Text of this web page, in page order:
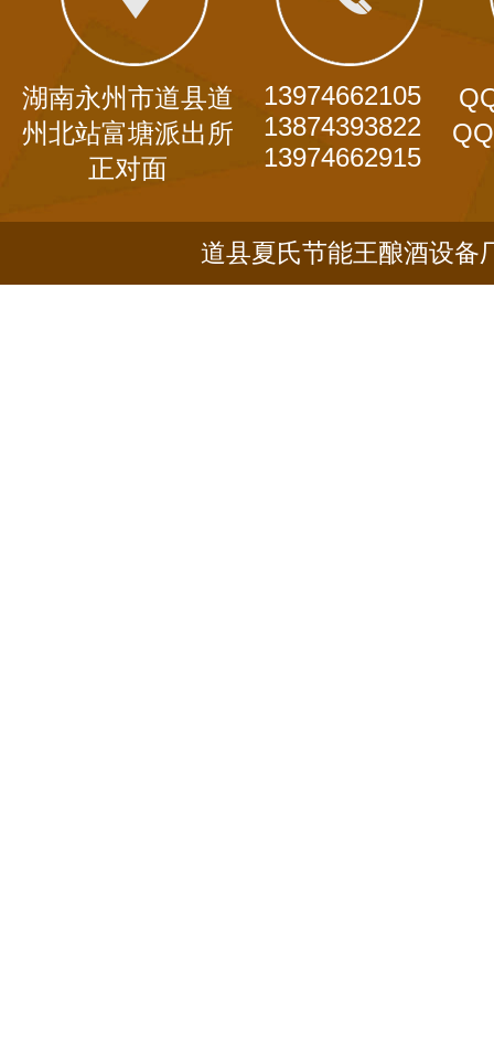
湖南永州市道县道
州北站富塘派出所
正对面
13974662105
13874393822
13974662915
道县夏氏节能王酿酒设备